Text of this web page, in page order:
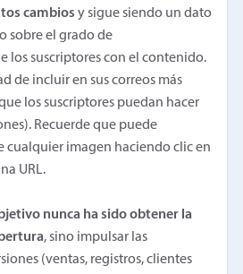
cambios y sigue siendo un dato
sobre el grado de
los suscriptores con el contenido.
de incluir en sus correos más
los suscriptores puedan hacer
Recuerde que puede
cualquier imagen haciendo clic en
URL.
nunca ha sido obtener la
, sino impulsar las
(ventas, registros, clientes